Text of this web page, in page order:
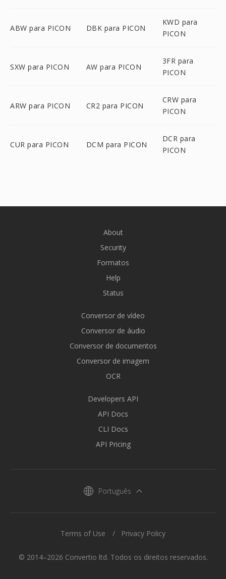
ABW para PICON DBK para PICON
KWD para
PICON
SXW para PICON AW para PICON
3FR para
PICON
ARW para PICON CR2 para PICON
CRW para
PICON
CUR para PICON DCM para PICON
DCR para
PICON
About
Security
Formatos
Help
Status
Conversor de vídeo
Conversor de áudio
Conversor de documentos
Conversor de imagem
OCR
Developers API
API Docs
CLI Docs
API Pricing
Português
© 2014–2026 Convertio ltd. Todos os direitos reservados.
Terms of Use Privacy Policy